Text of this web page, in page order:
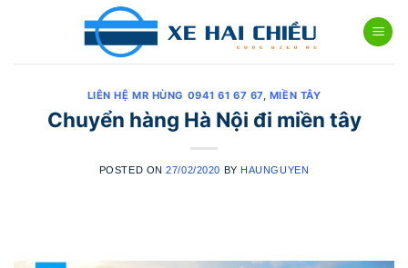
LIÊN HỆ MR HÙNG 0941 61 67 67, MIỀN TÂY
Chuyển hàng Hà Nội đi miền tây
POSTED ON27/02/2020 BY HAUNGUYEN